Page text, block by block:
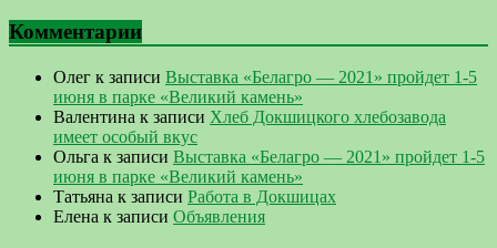
Комментарии
Олег к записи Выставка «Белагро — 2021» пройдет 1-5
июня в парке «Великий камень»
Валентина к записи Хлеб Докшицкого хлебозавода
имеет особый вкус
Ольга к записи Выставка «Белагро — 2021» пройдет 1-5
июня в парке «Великий камень»
Татьяна к записи Работа в Докшицах
Елена к записи Объявления